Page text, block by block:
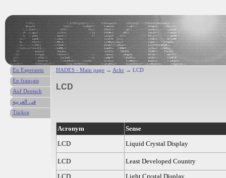
HADES - Main page → Ackr → LCD
LCD
Acronym
Sense
LCD
Liquid Crystal Display
LCD
Least Developed Country
LCD
Light Crystal Display
En Esperanto
En français
Auf Deutsch
في العربية
Türkce